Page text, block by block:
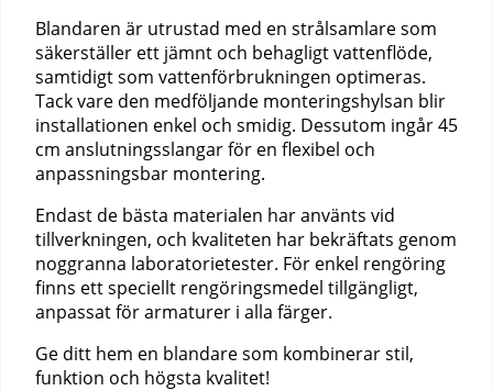
Blandaren är utrustad med en strålsamlare som
säkerställer ett jämnt och behagligt vattenflöde,
samtidigt som vattenförbrukningen optimeras.
Tack vare den medföljande monteringshylsan blir
installationen enkel och smidig. Dessutom ingår 45
cm anslutningsslangar för en flexibel och
anpassningsbar montering.
Endast de bästa materialen har använts vid
tillverkningen, och kvaliteten har bekräftats genom
noggranna laboratorietester. För enkel rengöring
finns ett speciellt rengöringsmedel tillgängligt,
anpassat för armaturer i alla färger.
Ge ditt hem en blandare som kombinerar stil,
funktion och högsta kvalitet!